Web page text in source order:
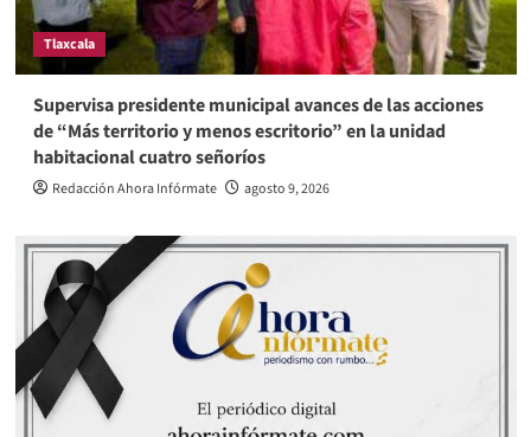
Tlaxcala
Supervisa presidente municipal avances de las acciones
de “Más territorio y menos escritorio” en la unidad
habitacional cuatro señoríos
Redacción Ahora Infórmate agosto 9, 2026